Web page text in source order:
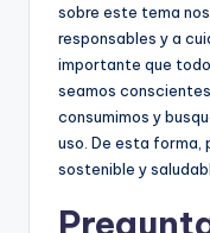
sobre este tema
responsables y a
importante que
seamos
consumimos y
uso. De esta forma,
sostenible y